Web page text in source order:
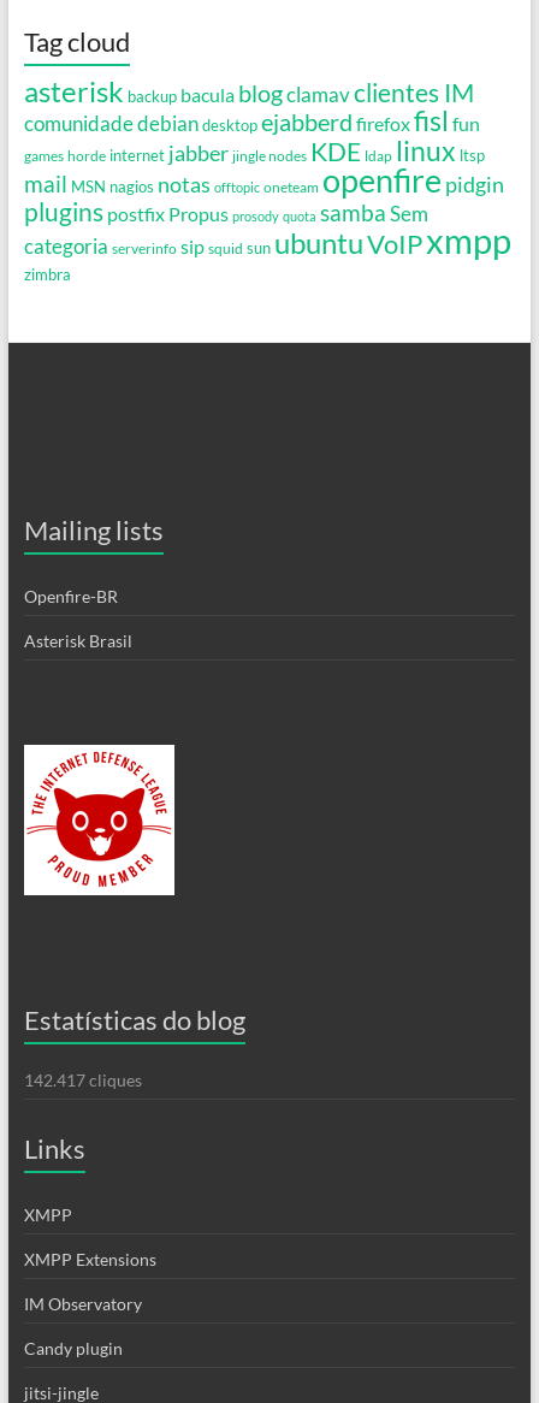
Tag cloud
asterisk backup bacula blogclamavclientes IM
comunidadedebian desktop ejabberd firefoxfisl fun
games horde internet jabber jingle nodes KDE ldap linux ltsp
mail MSN nagios notas offtopic oneteam openfire pidgin
plugins postfix Propus prosody quota samba Sem
categoria serverinfo sip squid sun ubuntuVoIPxmpp
zimbra
Mailing lists
Openfire-BR
Asterisk Brasil
Estatísticas do blog
142.417 cliques
Links
XMPP
XMPP Extensions
IM Observatory
Candy plugin
jitsi-jingle